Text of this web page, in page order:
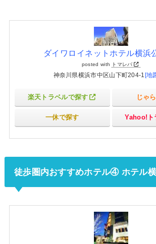
ダイワロイネットホテル横浜
posted with トマレバ
神奈川県横浜市中区山下町204-1 [地
楽天トラベルで探す じゃ
一休で探す Yahoo!ト
徒歩圏内おすすめホテル④ ホテル